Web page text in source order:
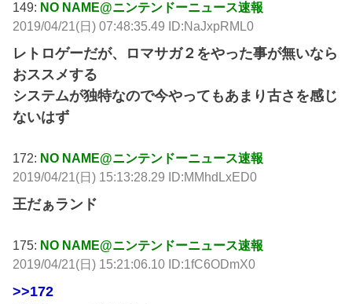
149: NO NAME@ニンテンドーニュース速報
2019/04/21(日) 07:48:35.49 ID:NaJxpRML0
レトロゲーだが、ロマサガ２をやった事が無いなら
おススメする
システムが独特なので今やってもあまり古さを感じ
ないはず
172: NO NAME@ニンテンドーニュース速報
2019/04/21(日) 15:13:28.29 ID:MMhdLxED0
王だぁランド
175: NO NAME@ニンテンドーニュース速報
2019/04/21(日) 15:21:06.10 ID:1fC6ODmX0
>>172